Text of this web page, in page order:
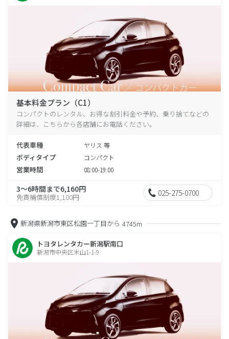
基本料金プラン（C1）
コンパクトのレンタル、お得な割引料金や予約、乗り捨てなどの
詳細は、こちらから各店舗にお電話ください。
代表車種 ヤリス 等
ボディタイプ コンパクト
営業時間 08:00-19:00
3～6時間まで6,160円
免責補償制度1,100円 025-275-0700
新潟県新潟市東区松園一丁目から 4745m
トヨタレンタカー新潟駅南口
新潟市中央区米山1-1-9